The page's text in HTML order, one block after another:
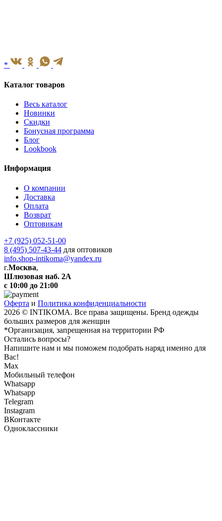
*
Каталог товаров
Весь каталог
Новинки
Скидки
Бонусная программа
Блог
Lookbook
Информация
О компании
Доставка
Оплата
Возврат
Оптовикам
+7 (925) 052-51-00
8 (495) 507-43-44 для оптовиков
info.shop-intikoma@yandex.ru
г.Москва,
Шлюзовая наб. 2А
с 10:00 до 21:00
Оферта и Политика конфиденциальности
2026 © INTIKOMA. Все права защищены. Бренд одежды
больших размеров для женщин
*Организация, запрещенная на территории РФ
Остались вопросы?
Напишите нам и мы поможем подобрать наряд именно для
Вас!
Max
Мобильный телефон
Whatsapp
Whatsapp
Telegram
Instagram
ВКонтакте
Одноклассники